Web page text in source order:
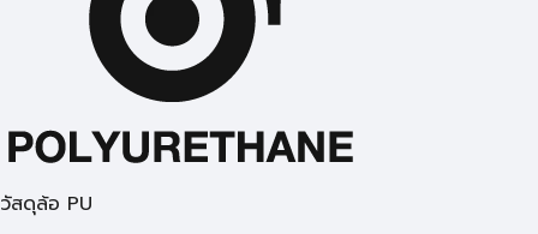
วัสดุล้อ PU